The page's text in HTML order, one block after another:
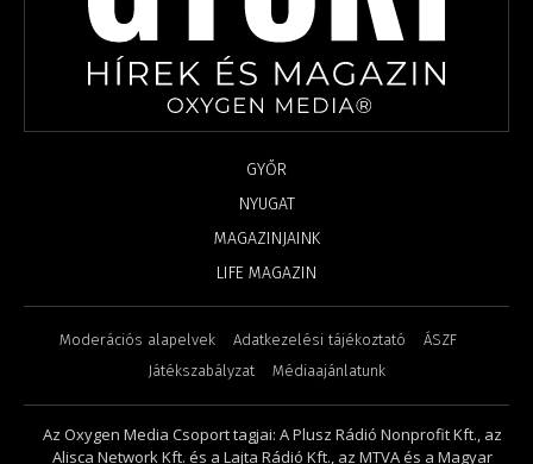
GYŐR
NYUGAT
MAGAZINJAINK
LIFE MAGAZIN
Moderációs alapelvek Adatkezelési tájékoztató
ÁSZF
Játékszabályzat
Médiaajánlatunk
Az Oxygen Media Csoport tagjai: A Plusz Rádió Nonprofit Kft., az
Alisca Network Kft. és a Lajta Rádió Kft., az MTVA és a Magyar